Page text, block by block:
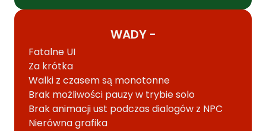
WADY -
Fatalne UI
Za krótka
Walki z czasem są monotonne
Brak możliwości pauzy w trybie solo
Brak animacji ust podczas dialogów z NPC
Nierówna grafika